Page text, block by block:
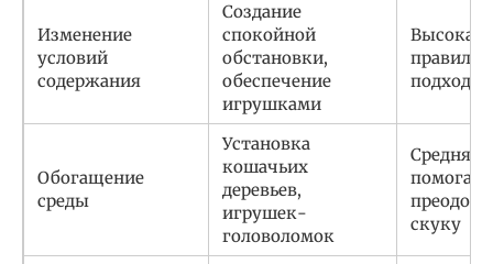
Изменение
условий
содержания
Создание
спокойной
обстановки,
обеспечение
игрушками
Высокая,
подходе
Обогащение
среды
Установка
кошачьих
деревьев,
игрушек-
головоломок
Средняя,
помогает
скуку